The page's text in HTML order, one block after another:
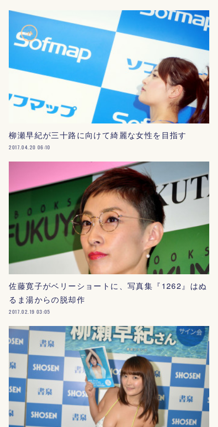
柳瀬早紀が三十路に向けて綺麗な女性を目指す
2017.04.20 06:10
佐藤寛子がベリーショートに、写真集『1262』はぬ
るま湯からの脱却作
2017.02.19 03:05